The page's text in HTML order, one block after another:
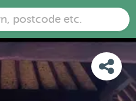
postcode etc.